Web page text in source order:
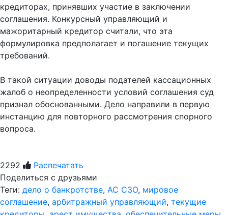
кредиторах, принявших участие в заключении
соглашения. Конкурсный управляющий и
мажоритарный кредитор считали, что эта
формулировка предполагает и погашение текущих
требований.
В такой ситуации доводы подателей кассационных
жалоб о неопределенности условий соглашения суд
признал обоснованными. Дело направили в первую
инстанцию для повторного рассмотрения спорного
вопроса.
2292
Распечатать
Поделиться с друзьями
Теги: дело о банкротстве, АС СЗО, мировое
соглашение, арбитражный управляющий, текущие